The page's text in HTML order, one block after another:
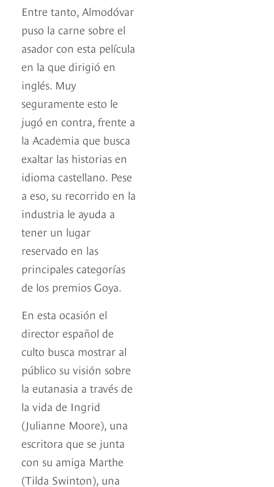
Entre tanto, Almodóvar
puso la carne sobre el
asador con esta película
en la que dirigió en
inglés. Muy
seguramente esto le
jugó en contra, frente a
la Academia que busca
exaltar las historias en
idioma castellano. Pese
a eso, su recorrido en la
industria le ayuda a
tener un lugar
reservado en las
principales categorías
de los premios Goya.
En esta ocasión el
director español de
culto busca mostrar al
público su visión sobre
la eutanasia a través de
la vida de Ingrid
(Julianne Moore), una
escritora que se junta
con su amiga Marthe
(Tilda Swinton), una